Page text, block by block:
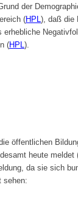
der
(HPL ), daß die
erhebliche
(HPL ).
öffentlichen
heute meldet
da sie sich
sehen: